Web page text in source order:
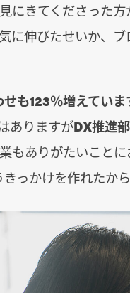
にきてくださった
に伸びたせいか、
も123％増えていま
ありますがDX推進
もありがたいこと
っかけを作れたから